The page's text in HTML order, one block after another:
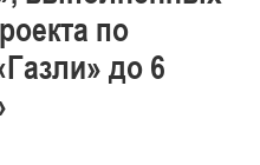
по
до 6